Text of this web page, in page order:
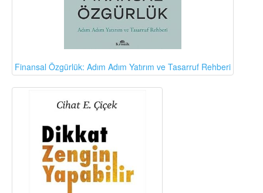
Finansal Özgürlük: Adım Adım Yatırım ve Tasarruf Rehberi